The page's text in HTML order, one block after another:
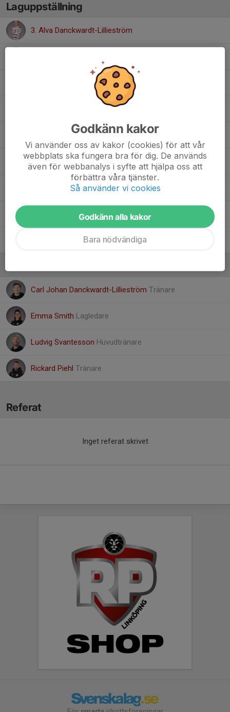
Laguppställning
3. Alva Danckwardt-Lillieström
11. Tilde Svantesson
17. Wera Piehl
21. Nike Holmer
29. Moa Smith
55. Vilma Holmquist
57. Isabelle Baranterjus
Carl Johan Danckwardt-Lillieström Tränare
Emma Smith Lagledare
Ludvig Svantesson Huvudtränare
Rickard Piehl Tränare
Referat
Inget referat skrivet
Godkänn kakor
Vi använder oss av kakor (cookies) för att vår
webbplats ska fungera bra för dig. De används
även för webbanalys i syfte att hjälpa oss att
förbättra våra tjänster.
Så använder vi cookies
Godkänn alla kakor
Bara nödvändiga